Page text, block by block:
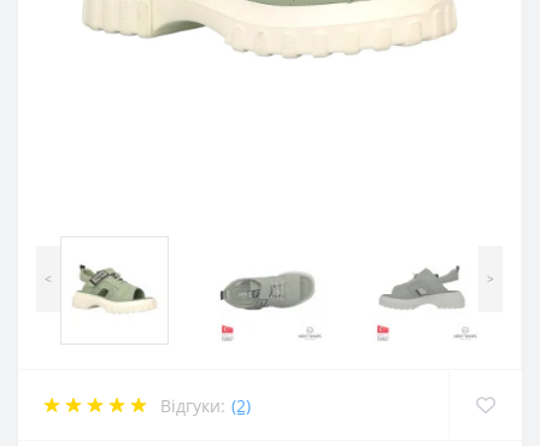
< >
Відгуки: (2)